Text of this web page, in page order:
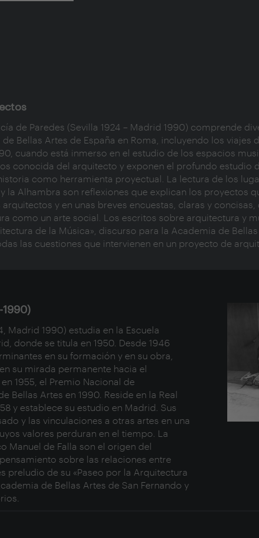
de Paredes (Sevilla 1924 – Madrid 1990) comprende
Bellas Artes de España en Roma, incluyendo los viajes
cuando está inmerso en el estudio de los espacios
conocida del arquitecto y exponen el profundo estudio
como herramienta proyectual. La lectura de los
la Alhambra son reflexiones que explican los proyectos
y en unas breves encuestas, claras y
como un arte social. Los escritos sobre arquitectura y
de la Música», discurso para la Academia de Bellas
las cuestiones que intervienen en un proyecto de
1990)
Madrid 1990) estudia en la Escuela
donde se titula en 1950. Desde 1946
en su formación y en su obra,
su mirada permanente hacia el
1955, el Premio Nacional de
Bellas Artes en 1990. Reside en la Real
y establece su estudio en Madrid. Sus
y las vinculaciones a otras artes en una
valores perduran en el tiempo. La
Manuel de Falla son el origen del
sobre las relaciones entre
preludio de su «Paseo por la Arquitectura
de Bellas Artes de San Fernando y